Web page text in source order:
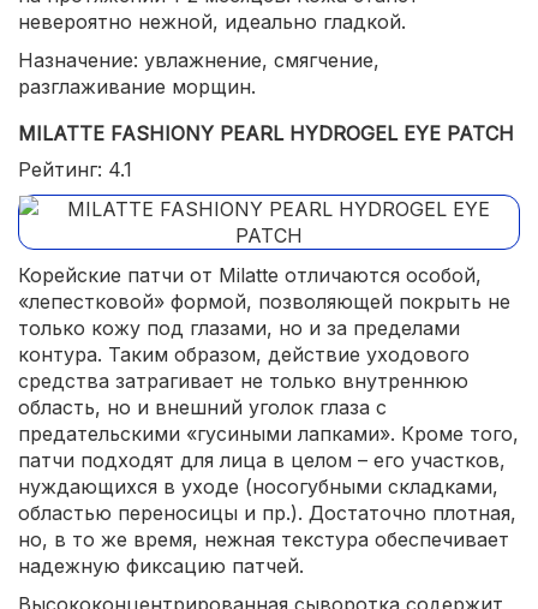
невероятно нежной, идеально гладкой.
Назначение: увлажнение, смягчение,
разглаживание морщин.
MILATTE FASHIONY PEARL HYDROGEL EYE PATCH
Рейтинг: 4.1
Корейские патчи от Milatte отличаются особой,
«лепестковой» формой, позволяющей покрыть не
только кожу под глазами, но и за пределами
контура. Таким образом, действие уходового
средства затрагивает не только внутреннюю
область, но и внешний уголок глаза с
предательскими «гусиными лапками». Кроме того,
патчи подходят для лица в целом – его участков,
нуждающихся в уходе (носогубными складками,
областью переносицы и пр.). Достаточно плотная,
но, в то же время, нежная текстура обеспечивает
надежную фиксацию патчей.
Высококонцентрированная сыворотка содержит